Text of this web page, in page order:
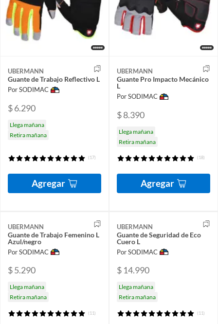
UBERMANN
Guante de Trabajo Reflectivo L
Por SODIMAC
$ 6.290
Llega mañana
Retira mañana
(17)
Agregar
UBERMANN
Guante Pro Impacto Mecánico
L
Por SODIMAC
$ 8.390
Llega mañana
Retira mañana
(18)
Agregar
UBERMANN
Guante de Trabajo Femenino L
Azul/negro
Por SODIMAC
$ 5.290
Llega mañana
Retira mañana
(11)
UBERMANN
Guante de Seguridad de Eco
Cuero L
Por SODIMAC
$ 14.990
Llega mañana
Retira mañana
(11)